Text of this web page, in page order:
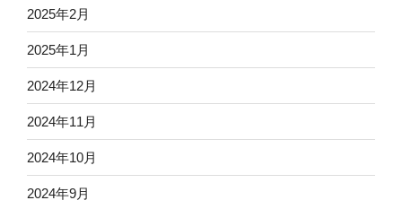
2025年2月
2025年1月
2024年12月
2024年11月
2024年10月
2024年9月